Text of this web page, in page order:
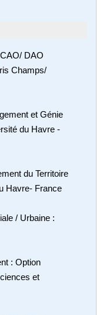
DAO
Champs/
et Génie
du Havre -
du Territoire
Havre- France
/ Urbaine :
: Option
et